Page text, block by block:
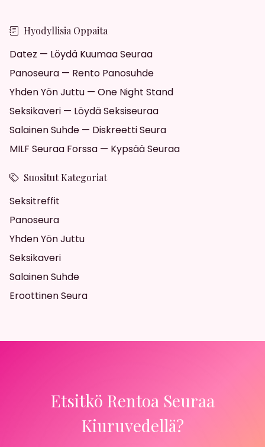
Hyodyllisia Oppaita
Datez — Löydä Kuumaa Seuraa
Panoseura — Rento Panosuhde
Yhden Yön Juttu — One Night Stand
Seksikaveri — Löydä Seksiseuraa
Salainen Suhde — Diskreetti Seura
MILF Seuraa Forssa — Kypsää Seuraa
Suositut Kategoriat
Seksitreffit
Panoseura
Yhden Yön Juttu
Seksikaveri
Salainen Suhde
Eroottinen Seura
Etsitkö Rentoa Seuraa
Kiuruvedellä?